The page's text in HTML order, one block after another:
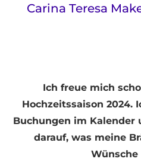
Carina Teresa
Ich freue mich
Hochzeitssaison 2024.
Buchungen im
darauf, was meine
Wünsche